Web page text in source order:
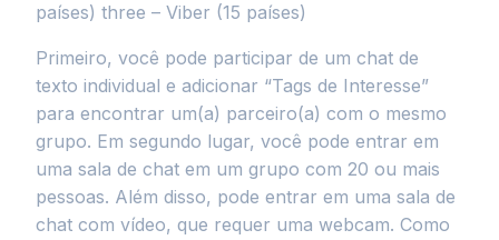
países) three – Viber (15 países)
Primeiro, você pode participar de um chat de
texto individual e adicionar “Tags de Interesse”
para encontrar um(a) parceiro(a) com o mesmo
grupo. Em segundo lugar, você pode entrar em
uma sala de chat em um grupo com 20 ou mais
pessoas. Além disso, pode entrar em uma sala de
chat com vídeo, que requer uma webcam. Como